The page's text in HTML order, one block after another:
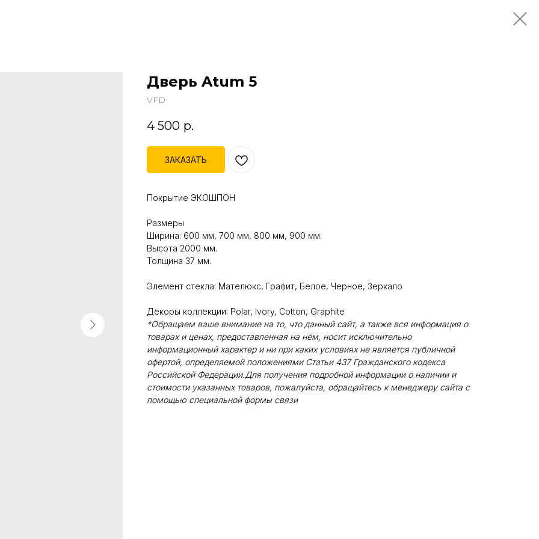
Дверь Atum 5
VFD
4 500 р.
ЗАКАЗАТЬ
Покрытие ЭКОШПОН
Размеры
Ширина: 600 мм, 700 мм, 800 мм, 900 мм.
Высота 2000 мм.
Толщина 37 мм.
Элемент стекла: Мателюкс, Графит, Белое, Черное, Зеркало
Декоры коллекции: Polar, Ivory, Cotton, Graphite
*Обращаем ваше внимание на то, что данный сайт, а также вся информация о
товарах и ценах, предоставленная на нём, носит исключительно
информационный характер и ни при каких условиях не является публичной
офертой, определяемой положениями Статьи 437 Гражданского кодекса
Российской Федерации.Для получения подробной информации о наличии и
стоимости указанных товаров, пожалуйста, обращайтесь к менеджеру сайта с
помощью специальной формы связи